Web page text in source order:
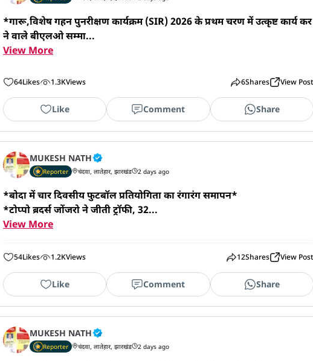
*गारू,विशेष गहन पुनरीक्षण कार्यक्रम (SIR) 2026 के प्रथम चरण में उत्कृष्ट कार्य कर
ने वाले बीएलओ सम्मा...
View More
64Likes 1.3KViews 6Shares View Post
Like Comment Share
MUKESH NATH
Reporter चंदवा, लातेहार, झारखंड 2 days ago
*बोदा में चार दिवसीय फुटबॉल प्रतियोगिता का रंगारंग समापन*
*टोप्पो ब्रदर्स जोंजरो ने जीती ट्रॉफी, 32...
View More
54Likes 1.2KViews 12Shares View Post
Like Comment Share
MUKESH NATH
Reporter चंदवा, लातेहार, झारखंड 2 days ago